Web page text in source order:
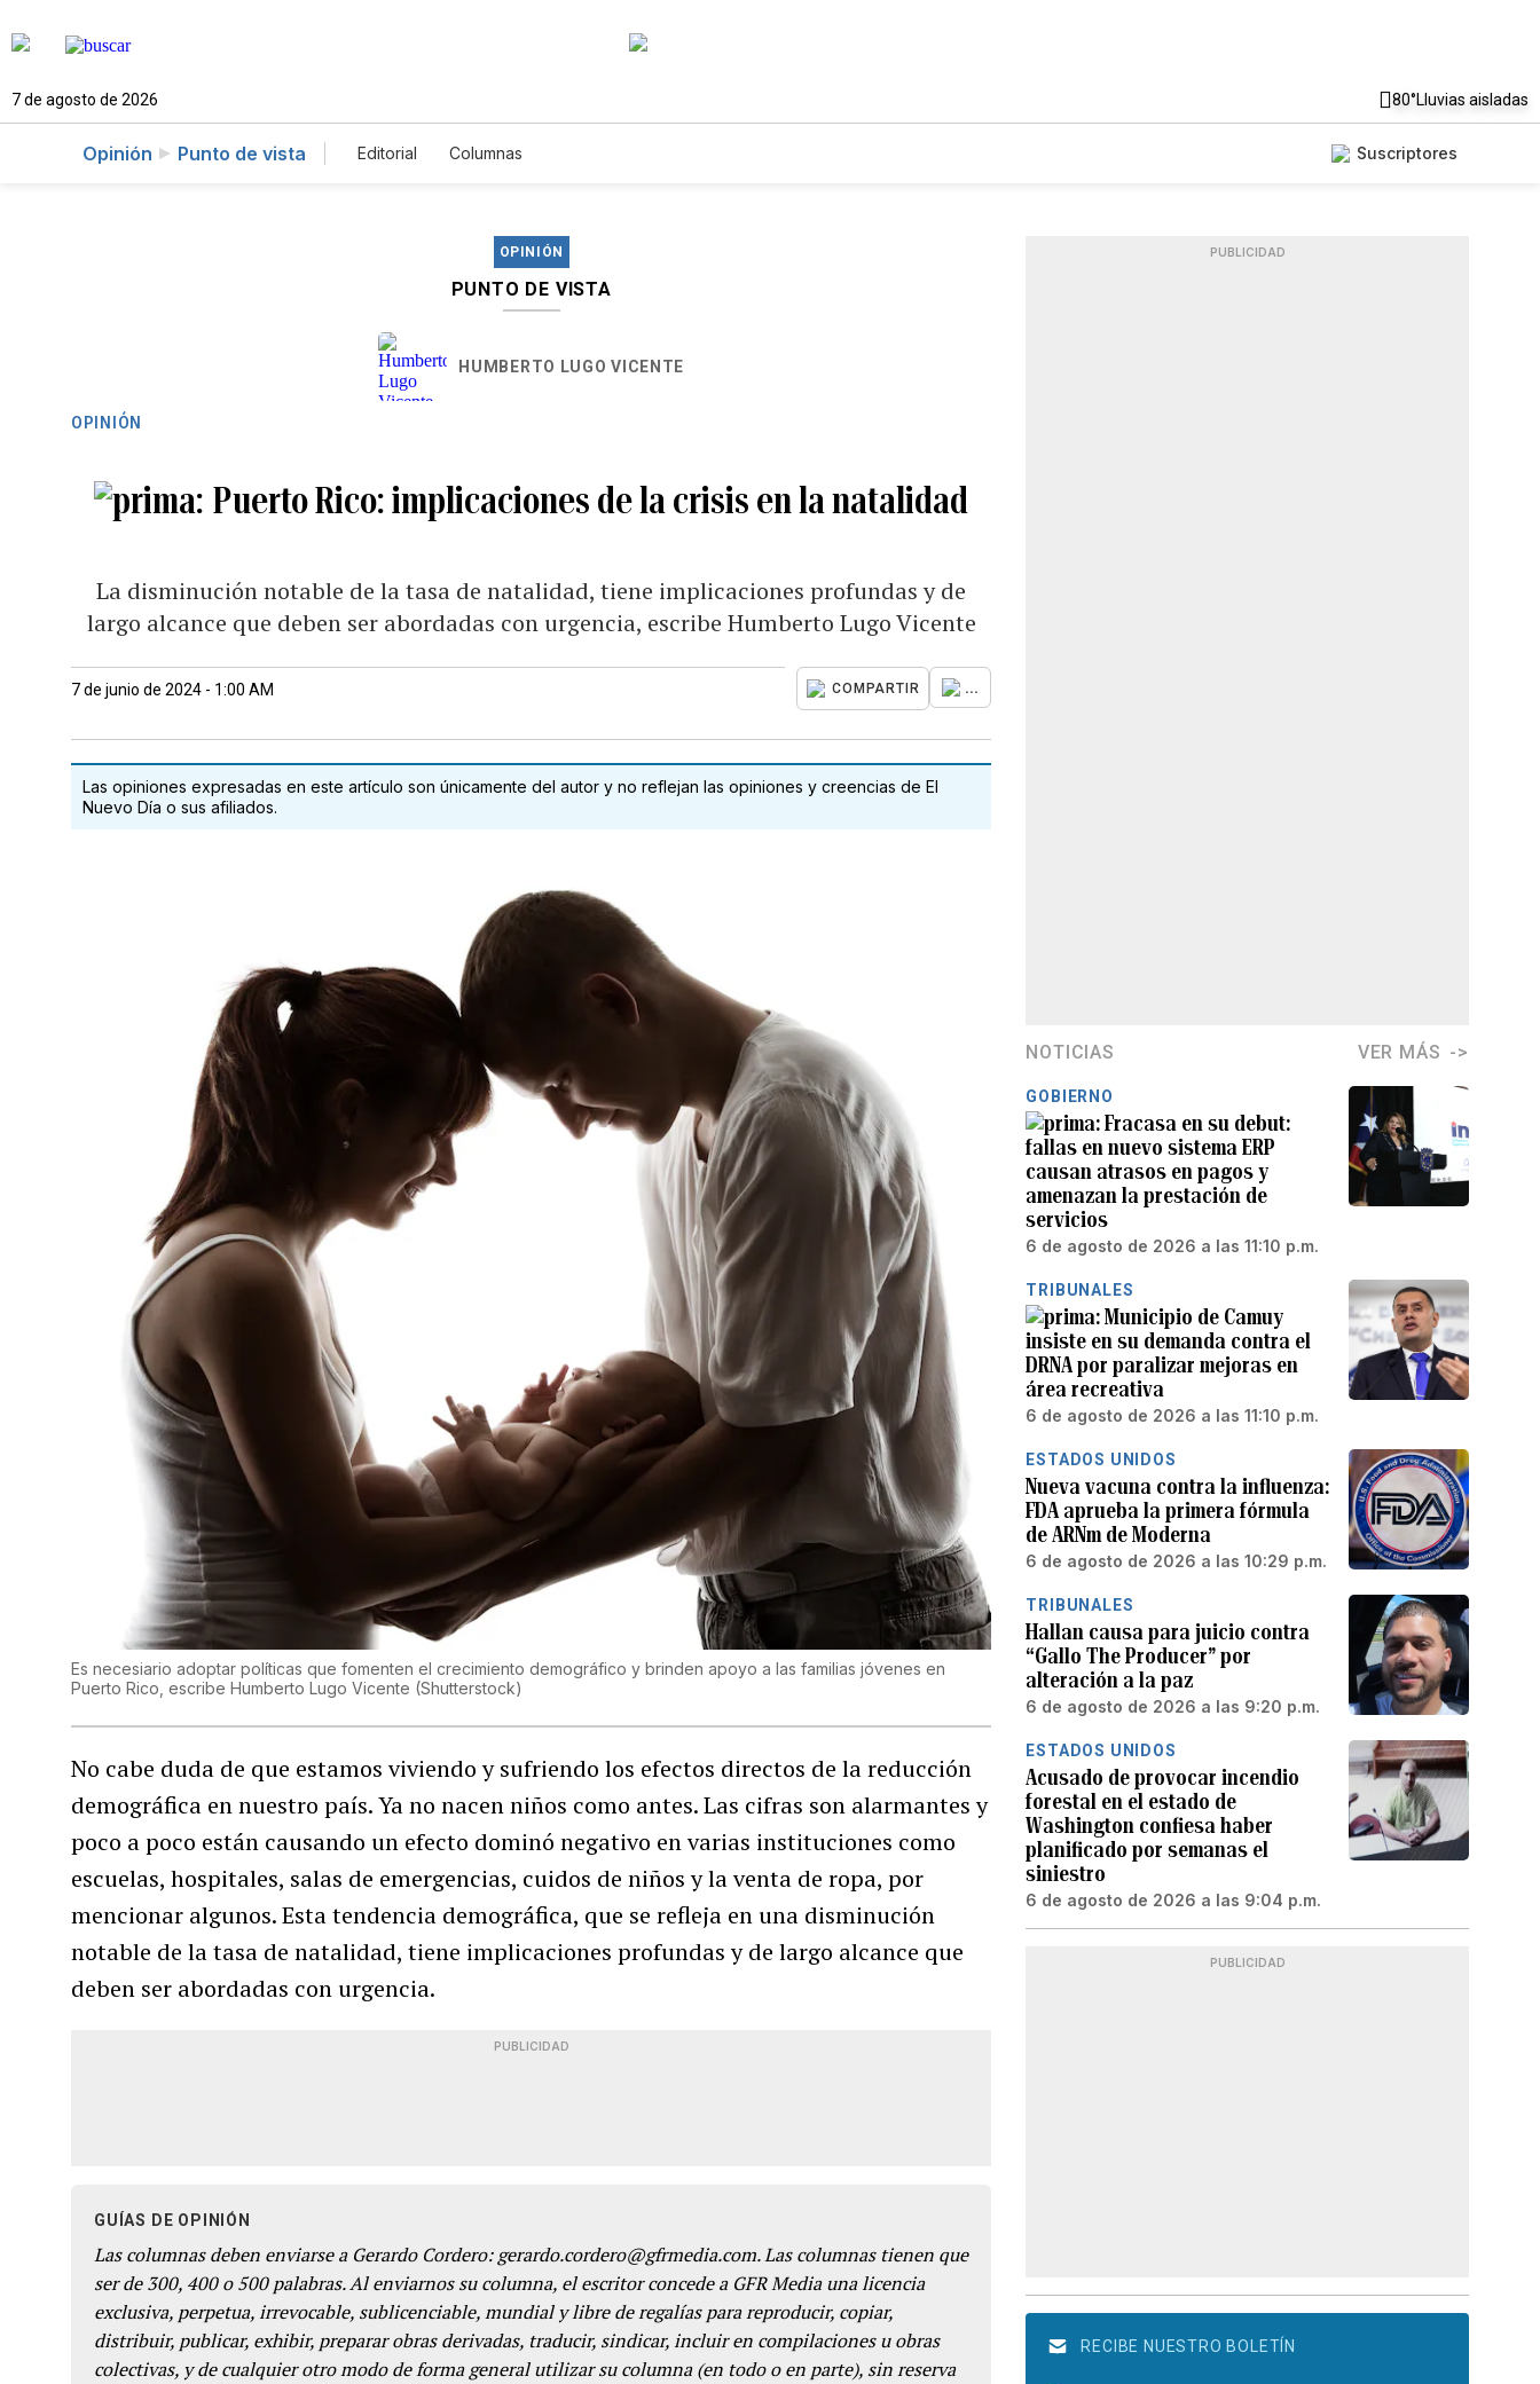
7 de agosto de 2026 80°Lluvias aisladas
Opinión Punto de vista Editorial Columnas Suscriptores
OPINIÓN
PUNTO DE VISTA
HUMBERTO LUGO VICENTE
OPINIÓN
Puerto Rico: implicaciones de la crisis en la natalidad
La disminución notable de la tasa de natalidad, tiene implicaciones profundas y de
largo alcance que deben ser abordadas con urgencia, escribe Humberto Lugo Vicente
7 de junio de 2024 - 1:00 AM COMPARTIR ...
Las opiniones expresadas en este artículo son únicamente del autor y no reflejan las opiniones y creencias de El
Nuevo Día o sus afiliados.
Es necesiario adoptar políticas que fomenten el crecimiento demográfico y brinden apoyo a las familias jóvenes en
Puerto Rico, escribe Humberto Lugo Vicente (Shutterstock)
No cabe duda de que estamos viviendo y sufriendo los efectos directos de la reducción
demográfica en nuestro país. Ya no nacen niños como antes. Las cifras son alarmantes y
poco a poco están causando un efecto dominó negativo en varias instituciones como
escuelas, hospitales, salas de emergencias, cuidos de niños y la venta de ropa, por
mencionar algunos. Esta tendencia demográfica, que se refleja en una disminución
notable de la tasa de natalidad, tiene implicaciones profundas y de largo alcance que
deben ser abordadas con urgencia.
PUBLICIDAD
GUÍAS DE OPINIÓN
Las columnas deben enviarse a Gerardo Cordero: gerardo.cordero@gfrmedia.com. Las columnas tienen que
ser de 300, 400 o 500 palabras. Al enviarnos su columna, el escritor concede a GFR Media una licencia
exclusiva, perpetua, irrevocable, sublicenciable, mundial y libre de regalías para reproducir, copiar,
distribuir, publicar, exhibir, preparar obras derivadas, traducir, sindicar, incluir en compilaciones u obras
colectivas, y de cualquier otro modo de forma general utilizar su columna (en todo o en parte), sin reserva
PUBLICIDAD
NOTICIAS VER MÁS
GOBIERNO
Fracasa en su debut:
fallas en nuevo sistema ERP
causan atrasos en pagos y
amenazan la prestación de
servicios
6 de agosto de 2026 a las 11:10 p.m.
TRIBUNALES
Municipio de Camuy
insiste en su demanda contra el
DRNA por paralizar mejoras en
área recreativa
6 de agosto de 2026 a las 11:10 p.m.
ESTADOS UNIDOS
Nueva vacuna contra la influenza:
FDA aprueba la primera fórmula
de ARNm de Moderna
6 de agosto de 2026 a las 10:29 p.m.
TRIBUNALES
Hallan causa para juicio contra
“Gallo The Producer” por
alteración a la paz
6 de agosto de 2026 a las 9:20 p.m.
ESTADOS UNIDOS
Acusado de provocar incendio
forestal en el estado de
Washington confiesa haber
planificado por semanas el
siniestro
6 de agosto de 2026 a las 9:04 p.m.
PUBLICIDAD
RECIBE NUESTRO BOLETÍN